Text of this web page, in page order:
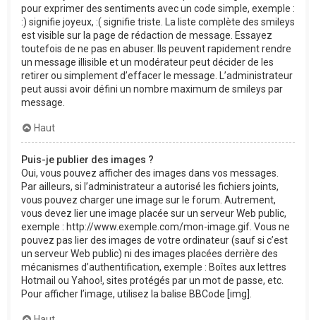
pour exprimer des sentiments avec un code simple, exemple :
:) signifie joyeux, :( signifie triste. La liste complète des smileys
est visible sur la page de rédaction de message. Essayez
toutefois de ne pas en abuser. Ils peuvent rapidement rendre
un message illisible et un modérateur peut décider de les
retirer ou simplement d’effacer le message. L’administrateur
peut aussi avoir défini un nombre maximum de smileys par
message.
Haut
Puis-je publier des images ?
Oui, vous pouvez afficher des images dans vos messages.
Par ailleurs, si l’administrateur a autorisé les fichiers joints,
vous pouvez charger une image sur le forum. Autrement,
vous devez lier une image placée sur un serveur Web public,
exemple : http://www.exemple.com/mon-image.gif. Vous ne
pouvez pas lier des images de votre ordinateur (sauf si c’est
un serveur Web public) ni des images placées derrière des
mécanismes d’authentification, exemple : Boîtes aux lettres
Hotmail ou Yahoo!, sites protégés par un mot de passe, etc.
Pour afficher l’image, utilisez la balise BBCode [img].